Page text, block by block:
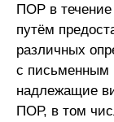
ПОР в течение
путём
различных
с письменным
надлежащие
ПОР, в том